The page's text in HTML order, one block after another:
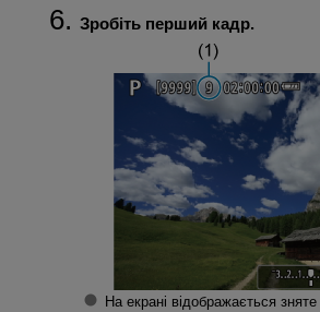
Зробіть перший кадр.
На екрані відображається